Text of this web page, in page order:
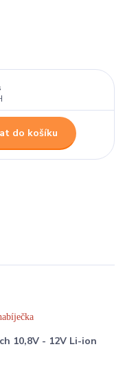
do košíku
10,8V - 12V Li-ion